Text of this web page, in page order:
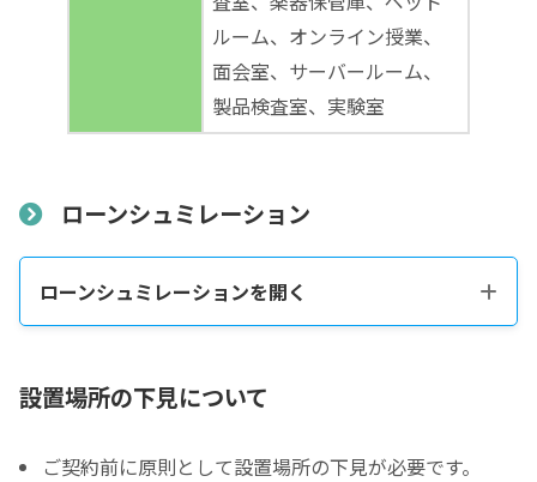
ルーム、オンライン授業、
面会室、サーバールーム、
製品検査室、実験室
ローンシュミレーション
ローンシュミレーションを開く
税込価格合計*
設置場所の下見について
ご契約前に原則として設置場所の下見が必要です。